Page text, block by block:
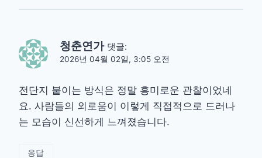
청춘연가 댓글:
2026년 04월 02일, 3:05 오전
전단지 붙이는 방식은 정말 흥미로운 관찰이었네
요. 사람들의 외로움이 이렇게 직접적으로 드러나
는 모습이 신선하게 느껴졌습니다.
응답